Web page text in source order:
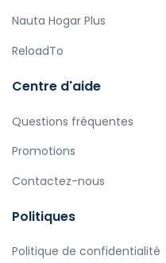
Nauta Hogar Plus
ReloadTo
Centre d'aide
Questions fréquentes
Promotions
Contactez-nous
Politiques
Politique de confidentialité